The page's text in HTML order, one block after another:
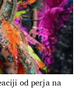
od perja na